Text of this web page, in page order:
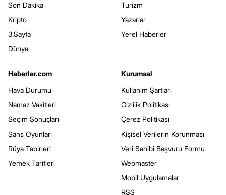
Son Dakika
Kripto
3.Sayfa
Dünya
Turizm
Yazarlar
Yerel Haberler
Haberler.com
Hava Durumu
Namaz Vakitleri
Seçim Sonuçları
Şans Oyunları
Rüya Tabirleri
Yemek Tarifleri
Kurumsal
Kullanım Şartları
Gizlilik Politikası
Çerez Politikası
Kişisel Verilerin Korunması
Veri Sahibi Başvuru Formu
Webmaster
Mobil Uygulamalar
RSS